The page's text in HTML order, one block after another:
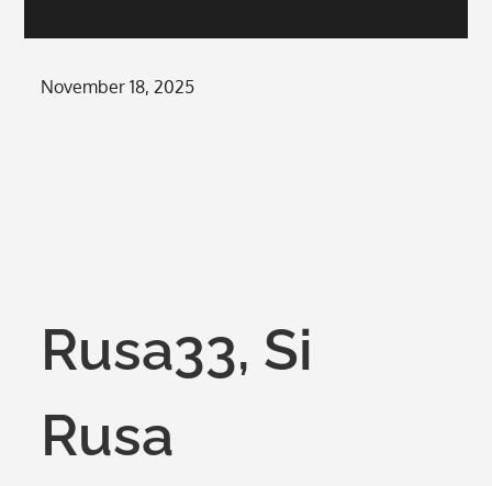
Posted
November 18, 2025
Rusa33, Si
Rusa